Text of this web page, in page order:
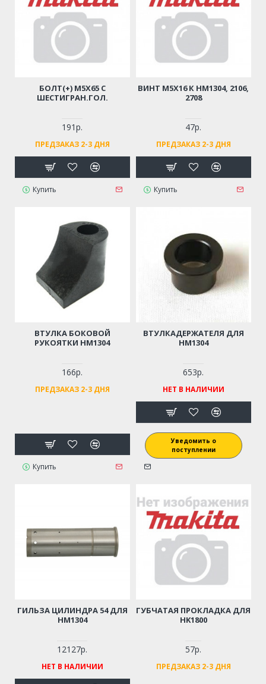
БОЛТ(+) M5Х65 С
ШЕСТИГРАН.ГОЛ.
191р.
ПРЕДЗАКАЗ 2-3 ДНЯ
Купить
ВИНТ M5Х16 К HM1304, 2106,
2708
47р.
ПРЕДЗАКАЗ 2-3 ДНЯ
Купить
ВТУЛКА БОКОВОЙ
РУКОЯТКИ HM1304
166р.
ПРЕДЗАКАЗ 2-3 ДНЯ
Купить
ВТУЛКАДЕРЖАТЕЛЯ ДЛЯ
HM1304
653р.
НЕТ В НАЛИЧИИ
Уведомить о
поступлении
ГИЛЬЗА ЦИЛИНДРА 54 ДЛЯ
HM1304
12127р.
НЕТ В НАЛИЧИИ
ГУБЧАТАЯ ПРОКЛАДКА ДЛЯ
HK1800
57р.
ПРЕДЗАКАЗ 2-3 ДНЯ